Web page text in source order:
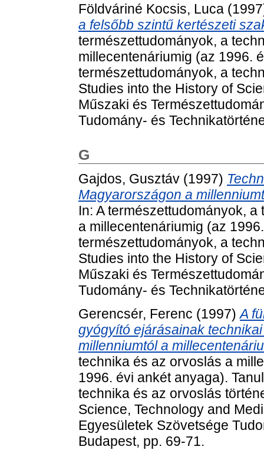
Földváriné Kocsis, Luca
a felsőbb szintű kertészeti
természettudományok, a
millecentenáriumig (az 1996.
természettudományok, a
Studies into the History of
Műszaki és
Tudomány- és
G
Gajdos, Gusztáv (1997)
Magyarországon a
In: A természettudományok,
a millecentenáriumig (az
természettudományok, a
Studies into the History of
Műszaki és
Tudomány- és
Gerencsér, Ferenc (1997)A
gyógyító ejárásainak
millenniumtól a
technika és az orvoslás a
1996. évi ankét anyaga).
technika és az orvoslás
Science, Technology and
Egyesületek Szövetsége
Budapest, pp. 69-71.